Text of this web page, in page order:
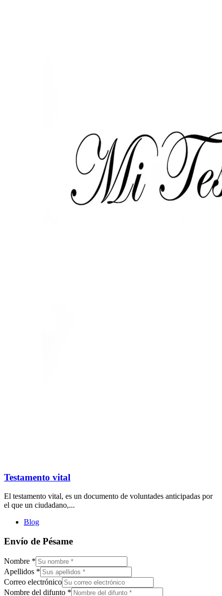
Testamento vital
El testamento vital, es un documento de voluntades anticipadas por
el que un ciudadano,...
Blog
Envío de Pésame
Nombre *
Apellidos *
Correo electrónico
Nombre del difunto *